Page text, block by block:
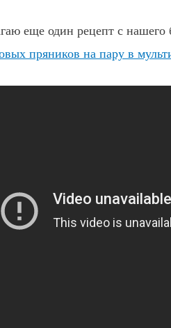
еще один рецепт с нашего
пряников на пару в